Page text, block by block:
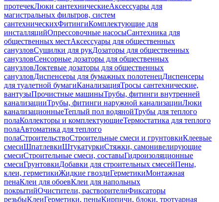
протечекЛюки сантехническиеАксессуары для
магистральных фильтров, систем
сантехническихФитингиКомплектующие для
инсталляцийОпрессовочные насосыСантехника для
общественных местАксессуары для общественных
санузловСушилки для рукДозаторы для общественных
санузловСенсорные дозаторы для общественных
санузловЛоктевые дозаторы для общественных
санузловДиспенсеры для бумажных полотенецДиспенсеры
для туалетной бумагиКанализацияТросы сантехнические,
вантузыПрочистные машиныТрубы, фитинги внутренней
канализацииТрубы, фитинги наружной канализацииЛюки
канализационныеТеплый пол водянойТрубы для теплого
полаКоллекторы и комплектующиеТермостатика для теплого
полаАвтоматика для теплого
полаСтроительствоСтроительные смеси и грунтовкиКлеевые
смесиШпатлевкиШтукатуркиСтяжки, самонивелирующие
смесиСтроительные смеси, составыГидроизоляционные
смесиГрунтовкиДобавки для строительных смесейПены,
клеи, герметикиЖидкие гвоздиГерметикиМонтажная
пенаКлеи для обоевКлеи для напольных
покрытийОчистители, растворителиФиксаторы
резьбыКлеиГерметики, пеныКирпичи, блоки, тротуарная